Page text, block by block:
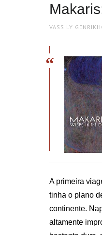
AUTHOR
VASSILY
​A primeira
tinha o plano
continente.
altamente